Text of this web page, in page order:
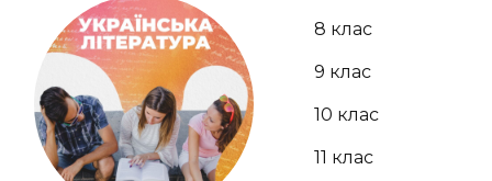
8 клас
9 клас
10 клас
11 клас